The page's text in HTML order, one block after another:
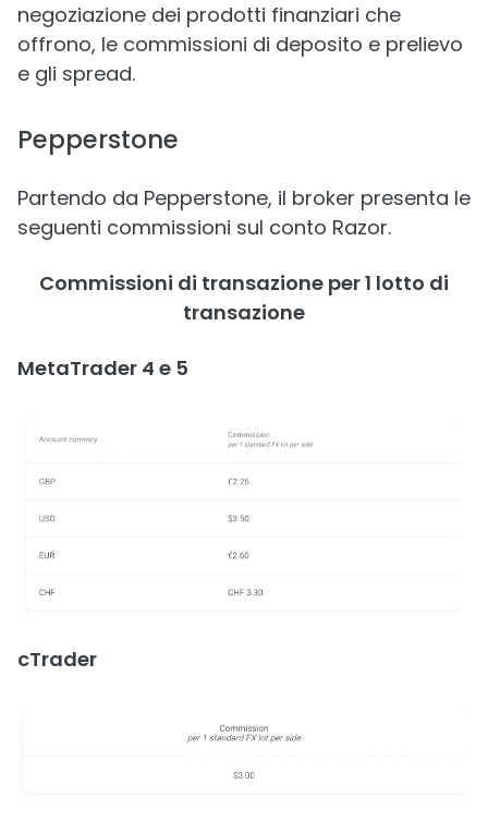
negoziazione dei prodotti finanziari che
offrono, le commissioni di deposito e prelievo
e gli spread.
Pepperstone
Partendo da Pepperstone, il broker presenta le
seguenti commissioni sul conto Razor.
Commissioni di transazione per 1 lotto di
transazione
MetaTrader 4 e 5
cTrader